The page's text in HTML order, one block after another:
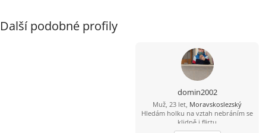
Další podobné profily
domin2002
Muž, 23 let, Moravskoslezský
Hledám holku na vztah nebráním se
klidně i flirtu